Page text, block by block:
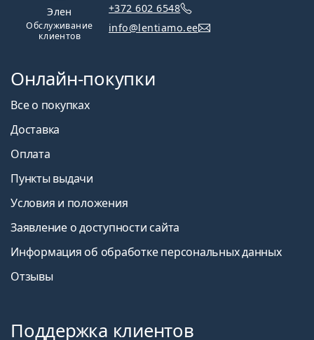
Элен
Обслуживание
клиентов
+372 602 6548
info@lentiamo.ee
Онлайн-покупки
Все о покупках
Доставка
Оплата
Пункты выдачи
Условия и положения
Заявление о доступности сайта
Информация об обработке персональных данных
Отзывы
Поддержка клиентов